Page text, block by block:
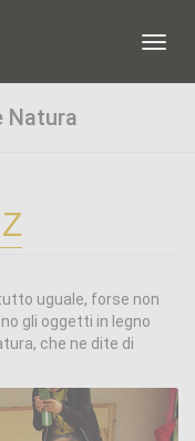
Natura
uguale, forse non
gli oggetti in legno
che ne dite di